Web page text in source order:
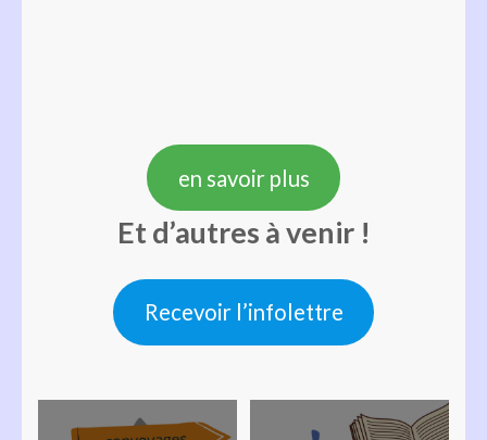
en savoir plus
Et d’autres à venir !
Recevoir l’infolettre